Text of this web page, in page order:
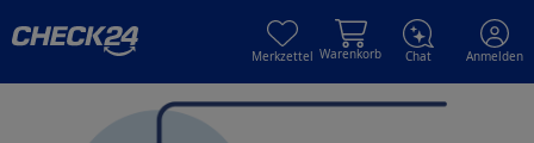
Merkzettel Warenkorb Chat Anmelden